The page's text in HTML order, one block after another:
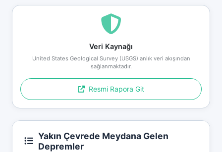
Veri Kaynağı
United States Geological Survey (USGS) anlık veri akışından
sağlanmaktadır.
Resmi Rapora Git
Yakın Çevrede Meydana Gelen
Depremler